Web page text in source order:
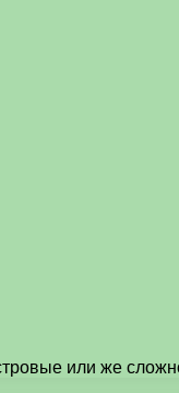
или же